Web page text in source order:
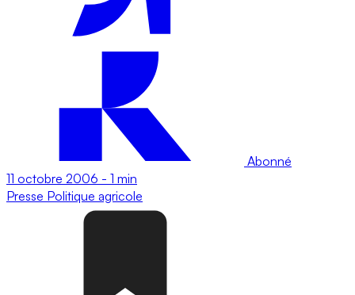
Abonné
11 octobre 2006 - 1 min
Presse Politique agricole